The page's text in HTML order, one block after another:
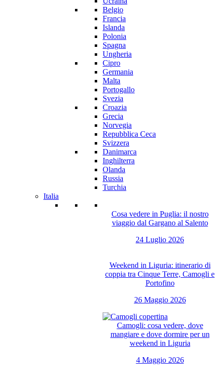
Belgio
Francia
Islanda
Polonia
Spagna
Ungheria
Cipro
Germania
Malta
Portogallo
Svezia
Croazia
Grecia
Norvegia
Repubblica Ceca
Svizzera
Danimarca
Inghilterra
Olanda
Russia
Turchia
Italia
Cosa vedere in Puglia: il nostro
viaggio dal Gargano al Salento
24 Luglio 2026
Weekend in Liguria: itinerario di
coppia tra Cinque Terre, Camogli e
Portofino
26 Maggio 2026
Camogli: cosa vedere, dove
mangiare e dove dormire per un
weekend in Liguria
4 Maggio 2026